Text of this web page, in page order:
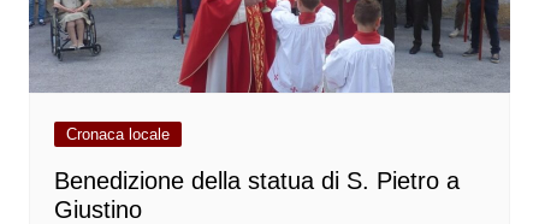
Cronaca locale
Benedizione della statua di S. Pietro a
Giustino